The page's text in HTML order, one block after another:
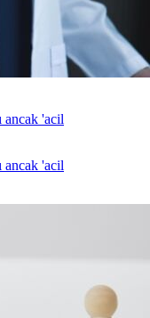
ancak 'acil
ancak 'acil